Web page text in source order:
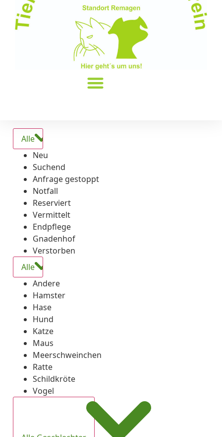
Alle
Neu
Suchend
Anfrage gestoppt
Notfall
Reserviert
Vermittelt
Endpflege
Gnadenhof
Verstorben
Alle
Andere
Hamster
Hase
Hund
Katze
Maus
Meerschweinchen
Ratte
Schildkröte
Vogel